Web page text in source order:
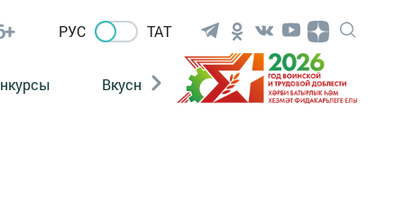
РУС ТАТ
Вкусности Фотогалерея